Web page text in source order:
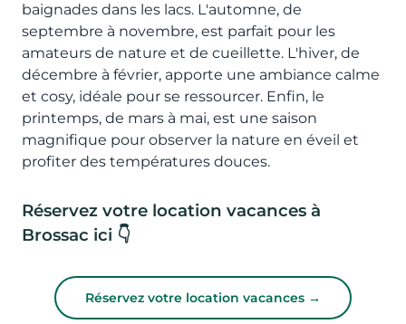
baignades dans les lacs. L'automne, de
septembre à novembre, est parfait pour les
amateurs de nature et de cueillette. L'hiver, de
décembre à février, apporte une ambiance calme
et cosy, idéale pour se ressourcer. Enfin, le
printemps, de mars à mai, est une saison
magnifique pour observer la nature en éveil et
profiter des températures douces.
Réservez votre location vacances à
Brossac ici 👇
Réservez votre location vacances →